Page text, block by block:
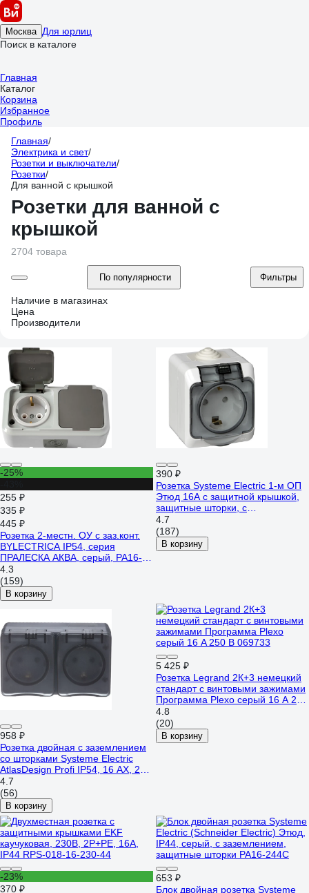
Москва Для юрлиц
Поиск в каталоге
Главная
Каталог
Корзина
Избранное
Профиль
Главная/
Электрика и свет/
Розетки и выключатели/
Розетки/
Для ванной с крышкой
Розетки для ванной с
крышкой
2704 товара
По популярности Фильтры
Наличие в магазинах
Цена
Производители
-25%
255 ₽
335 ₽
445 ₽
Розетка 2-местн. ОУ с заз.конт.
BYLECTRICA IP54, серия
ПРАЛЕСКА АКВА, серый, РА16-
303 03 РА16-303 (03)
4.3
(159)
В корзину
390 ₽
Розетка Systeme Electric 1-м ОП
Этюд 16А с защитной крышкой,
защитные шторки, с
заземлением, IP44, белая PA16-
044B
4.7
(187)
В корзину
958 ₽
Розетка двойная с заземлением
со шторками Systeme Electric
AtlasDesign Profi IP54, 16 АХ, 250
В, открытой установки, Антрацит
ATN544026
4.7
(56)
В корзину
5 425 ₽
Розетка Legrand 2К+3 немецкий
стандарт с винтовыми зажимами
Программа Plexo серый 16 A 250
В 069733
4.8
(20)
В корзину
-23%
370 ₽
653 ₽
Блок двойная розетка Systeme